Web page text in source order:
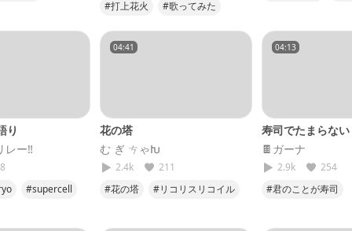
#打上花火
#歌ってみた
#えがせん
り
レー‼️
#supercell
04:41
花の塔
む ぎ ㄘゃԽ
2.4k
211
#花の塔
#リコリスリコイル
04:13
寿司でたまらな
🍫ガーナ
2.9k
254
#君のことが寿司